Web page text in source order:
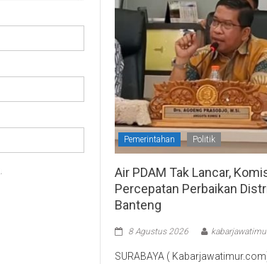
Pemerintahan Politik
Air PDAM Tak Lancar,
Percepatan Perbaikan
Banteng
8 Agustus 2026
SURABAYA (